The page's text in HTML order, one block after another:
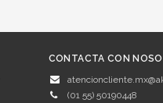
CONTACTA CON
(01 55) 50190448